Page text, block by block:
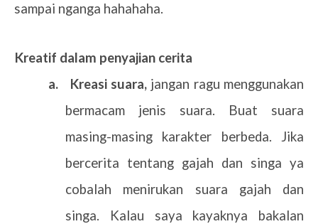
sampai nganga hahahaha.
Kreatif dalam penyajian cerita
a.
Kreasi suara, jangan ragu menggunakan
bermacam jenis suara. Buat suara
masing-masing karakter berbeda. Jika
bercerita tentang gajah dan singa ya
cobalah menirukan suara gajah dan
singa. Kalau saya kayaknya bakalan